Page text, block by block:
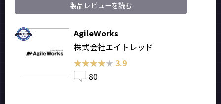
製品レビューを読む
AgileWorks
株式会社エイトレッド
★★★★★
★★★★★ 3.9
80